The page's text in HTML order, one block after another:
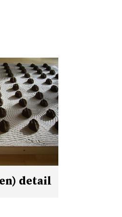
detail